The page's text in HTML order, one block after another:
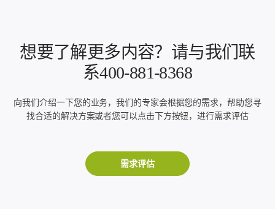
想要了解更多内容？请与我们联
系400-881-8368
向我们介绍一下您的业务，我们的专家会根据您的需求，帮助您寻
找合适的解决方案或者您可以点击下方按钮，进行需求评估
需求评估